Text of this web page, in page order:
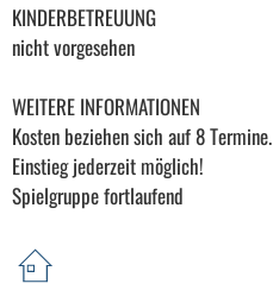
KINDERBETREUUNG
nicht vorgesehen
WEITERE INFORMATIONEN
Kosten beziehen sich auf 8 Termine.
Einstieg jederzeit möglich!
Spielgruppe fortlaufend